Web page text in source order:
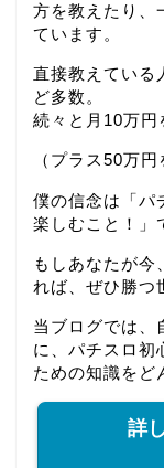
方を教えたり、
ています。
直接教えている
ど多数。
続々と月10万円
（プラス50万
僕の信念は「パ
楽しむこと！」
もしあなたが今
れば、ぜひ勝つ
当ブログでは、
に、パチスロ初
ための知識をど
詳